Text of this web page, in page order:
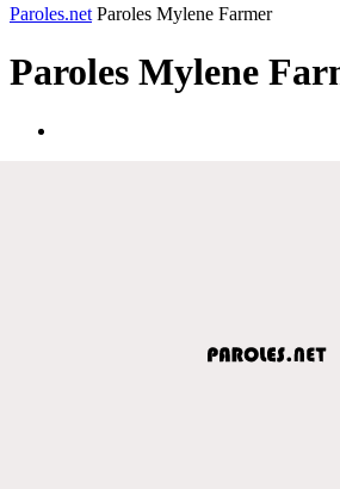
Paroles.net Paroles Mylene Farmer
Paroles Mylene